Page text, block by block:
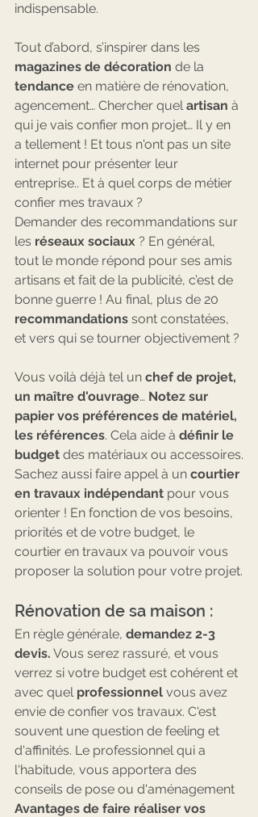
indispensable.
Tout d’abord, s’inspirer dans les
magazines de décoration de la
tendance en matière de rénovation,
agencement… Chercher quel artisan à
qui je vais confier mon projet… Il y en
a tellement ! Et tous n'ont pas un site
internet pour présenter leur
entreprise.. Et à quel corps de métier
confier mes travaux ?
Demander des recommandations sur
les réseaux sociaux ? En général,
tout le monde répond pour ses amis
artisans et fait de la publicité, c’est de
bonne guerre ! Au final, plus de 20
recommandations sont constatées,
et vers qui se tourner objectivement ?
Vous voilà déjà tel un chef de projet,
un maître d'ouvrage… Notez sur
papier vos préférences de matériel,
les références. Cela aide à définir le
budget des matériaux ou accessoires.
Sachez aussi faire appel à un courtier
en travaux indépendant pour vous
orienter ! En fonction de vos besoins,
priorités et de votre budget, le
courtier en travaux va pouvoir vous
proposer la solution pour votre projet.
Rénovation de sa maison :
En règle générale, demandez 2-3
devis. Vous serez rassuré, et vous
verrez si votre budget est cohérent et
avec quel professionnel vous avez
envie de confier vos travaux. C'est
souvent une question de feeling et
d'affinités. Le professionnel qui a
l'habitude, vous apportera des
conseils de pose ou d'aménagement
Avantages de faire réaliser vos